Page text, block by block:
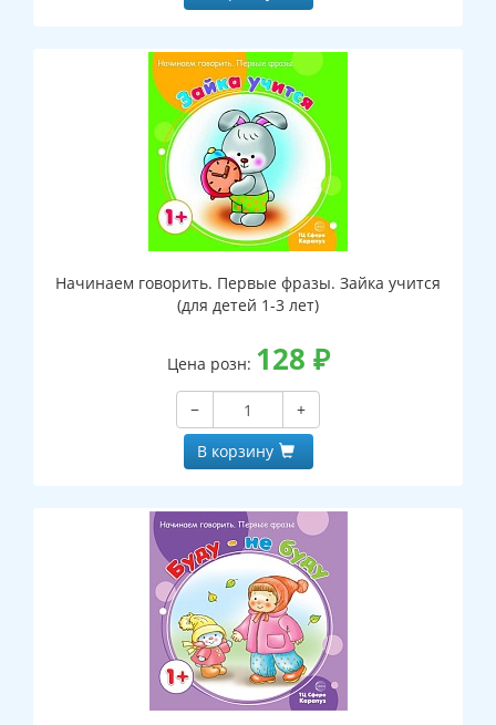
Начинаем говорить. Первые фразы. Зайка учится
(для детей 1-3 лет)
Цена розн: 128 ₽
−
+
В корзину